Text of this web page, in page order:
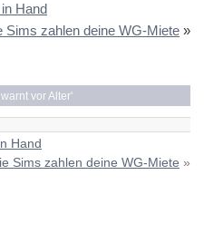
Hand
Sims zahlen deine WG-Miete »
vor Alter'
Hand
Sims zahlen deine WG-Miete »